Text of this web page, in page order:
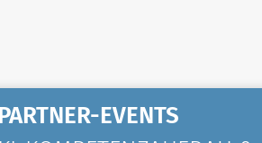
PARTNER-EVENTS